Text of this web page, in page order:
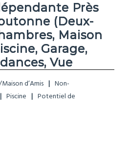
Près
(Deux-
Maison
Garage,
Vue
d’Amis
Non-
Piscine
Potentiel de